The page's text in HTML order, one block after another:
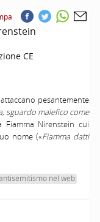
CE
pesantemente
sguardo malefico come
Fiamma Nirenstein cui
nome («Fiamma datti
nel web